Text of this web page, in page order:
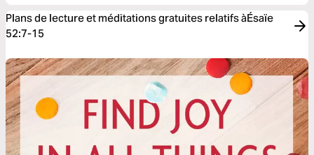
Plans de lecture et méditations gratuites relatifs àÉsaïe
52:7-15